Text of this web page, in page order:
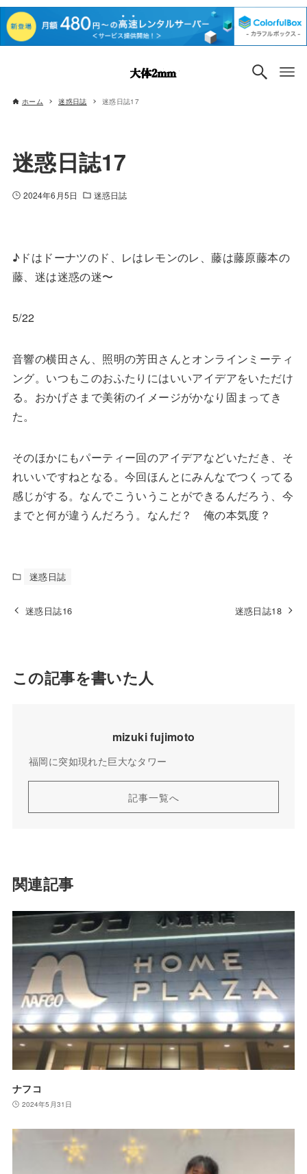
ホーム 迷惑日誌 迷惑日誌17
迷惑日誌17
2024年6月5日 迷惑日誌
♪ドはドーナツのド、レはレモンのレ、藤は藤原藤本の
藤、迷は迷惑の迷〜
5/22
音響の横田さん、照明の芳田さんとオンラインミーティ
ング。いつもこのおふたりにはいいアイデアをいただけ
る。おかげさまで美術のイメージがかなり固まってき
た。
そのほかにもパーティー回のアイデアなどいただき、そ
れいいですねとなる。今回ほんとにみんなでつくってる
感じがする。なんでこういうことができるんだろう、今
までと何が違うんだろう。なんだ？ 俺の本気度？
迷惑日誌
迷惑日誌16 迷惑日誌18
この記事を書いた人
mizuki fujimoto
福岡に突如現れた巨大なタワー
記事一覧へ
関連記事
ナフコ
2024年5月31日